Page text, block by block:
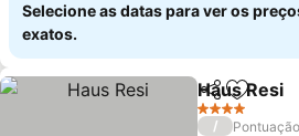
Selecione as datas para ver os
exatos.
Partilhar
Haus Resi
4 Estrelas
/